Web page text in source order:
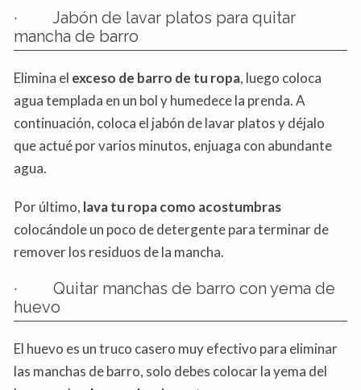
· Jabón de lavar platos para quitar
mancha de barro
Elimina el exceso de barro de tu ropa, luego coloca
agua templada en un bol y humedece la prenda. A
continuación, coloca el jabón de lavar platos y déjalo
que actué por varios minutos, enjuaga con abundante
agua.
Por último, lava tu ropa como acostumbras
colocándole un poco de detergente para terminar de
remover los residuos de la mancha.
· Quitar manchas de barro con yema de
huevo
El huevo es un truco casero muy efectivo para eliminar
las manchas de barro, solo debes colocar la yema del